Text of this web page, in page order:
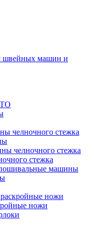
швейных машин и
челночного стежка
челночного стежка
стежка
машины
ножи
ножи